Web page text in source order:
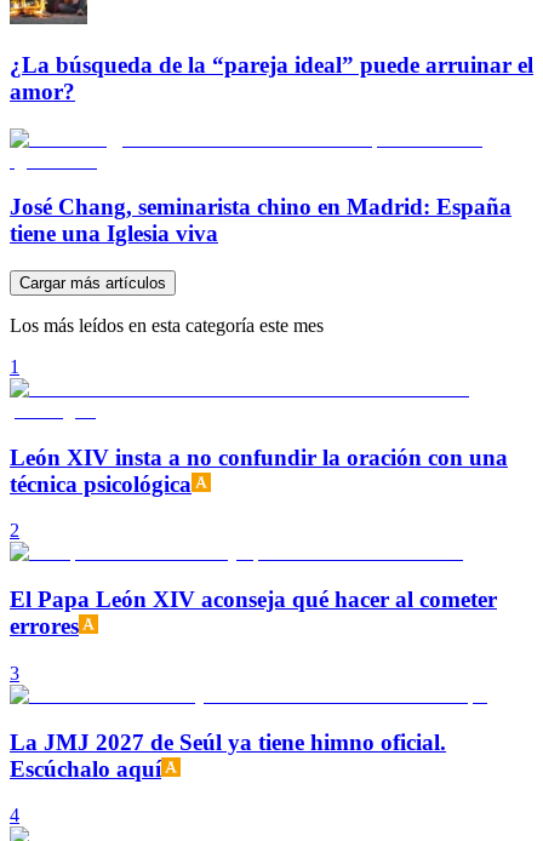
¿La búsqueda de la “pareja ideal” puede arruinar el
amor?
José Chang, seminarista chino en Madrid: España
tiene una Iglesia viva
Cargar más artículos
Los más leídos en esta categoría este mes
1
León XIV insta a no confundir la oración con una
técnica psicológica
2
El Papa León XIV aconseja qué hacer al cometer
errores
3
La JMJ 2027 de Seúl ya tiene himno oficial.
Escúchalo aquí
4